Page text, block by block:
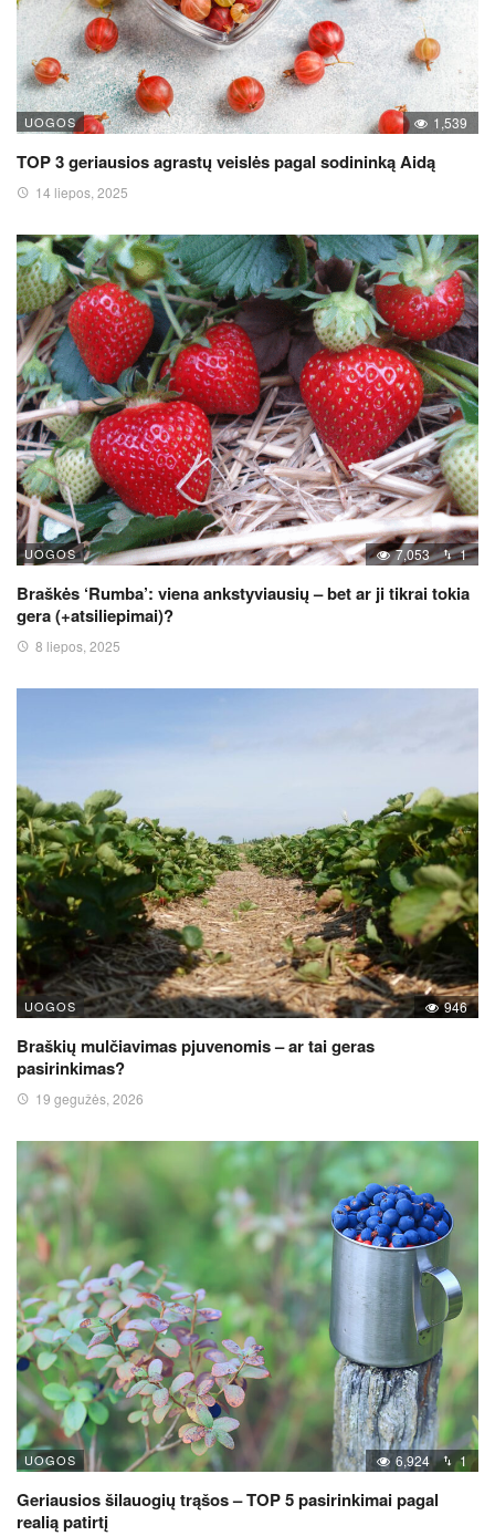
UOGOS 1,539
TOP 3 geriausios agrastų veislės pagal sodininką Aidą
14 liepos, 2025
UOGOS 7,053 1
Braškės ‘Rumba’: viena ankstyviausių – bet ar ji tikrai tokia
gera (+atsiliepimai)?
8 liepos, 2025
UOGOS 946
Braškių mulčiavimas pjuvenomis – ar tai geras
pasirinkimas?
19 gegužės, 2026
UOGOS 6,924 1
Geriausios šilauogių trąšos – TOP 5 pasirinkimai pagal
realią patirtį